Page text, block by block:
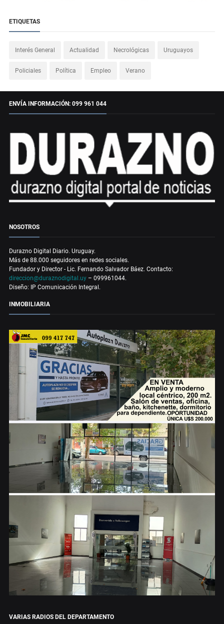
ETIQUETAS
Interés General Actualidad Necrológicas Uruguayos
Policiales Política Empleo Verano
ENVÍA INFORMACIÓN: 099 961 044
NOSOTROS
Durazno Digital Diario. Uruguay.
Más de 88.000 seguidores en redes sociales.
Fundador y Director - Lic. Fernando Salvador Báez. Contacto:
direccion@duraznodigital.uy – 099961044.
Diseño: IP Comunicación Integral.
INMOBILIARIA
VARIAS RADIOS DEL DEPARTAMENTO